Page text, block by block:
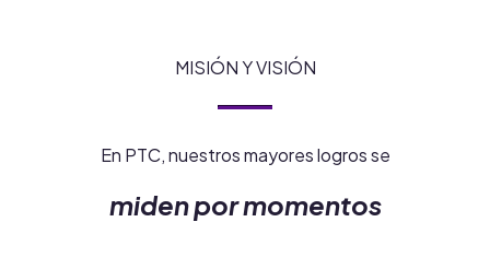
MISIÓN Y VISIÓN
En PTC, nuestros mayores logros se
miden por momentos